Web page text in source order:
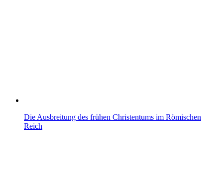
Die Ausbreitung des frühen Christentums im Römischen
Reich